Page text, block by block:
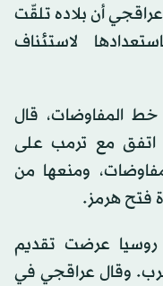
أن بلاده تلقّت
لاستئناف
خط المفاوضات، قال
اتفق مع ترمب على
ومنعها من
‌فتح هرمز.
روسيا عرضت تقديم
وقال عراقجي في